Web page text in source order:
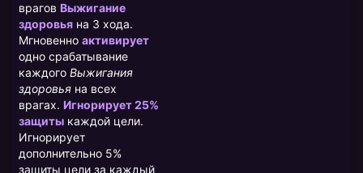
врагов Выжигание
здоровья на 3 хода.
Мгновенно активирует
одно срабатывание
каждого Выжигания
здоровья на всех
врагах. Игнорирует 25%
защиты каждой цели.
Игнорирует
дополнительно 5%
защиты цели за каждый